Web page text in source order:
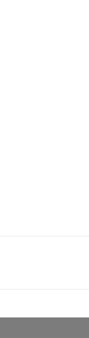
(passend bei